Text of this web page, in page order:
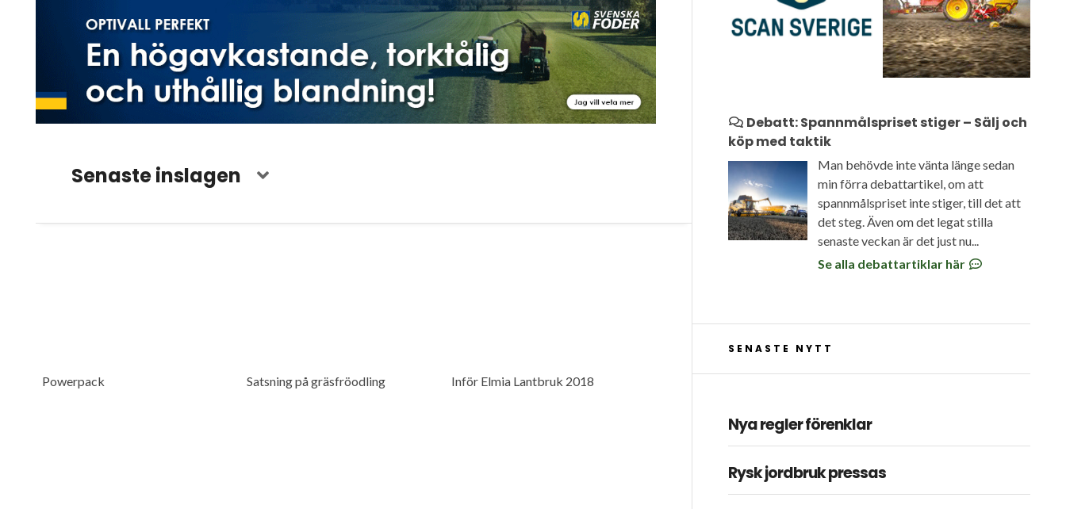
Senaste inslagen
Powerpack Satsning på gräsfröodling Inför Elmia Lantbruk 2018
Debatt: Spannmålspriset stiger – Sälj och
köp med taktik
Man behövde inte vänta länge sedan
min förra debattartikel, om att
spannmålspriset inte stiger, till det att
det steg. Även om det legat stilla
senaste veckan är det just nu...
Se alla debattartiklar här
SENASTE NYTT
Nya regler förenklar
Rysk jordbruk pressas